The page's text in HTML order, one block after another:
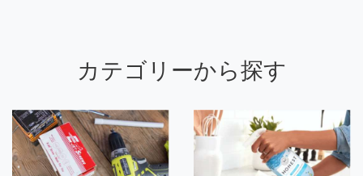
カテゴリーから探す